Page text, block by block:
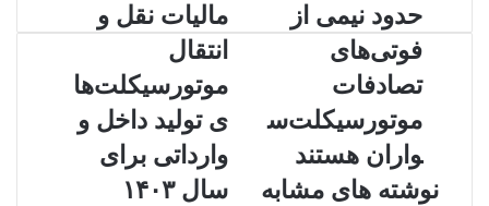
مالیات
نقل
و
انتقال
موتورسیکلت‌های
تولید
داخل
و
وارداتی
مالیات نقل و
انتقال
موتورسیکلت‌ها
ی تولید داخل و
وارداتی برای
سال ۱۴۰۳
حدود
نیمی
از
فوتی‌های
موتورسیکلت‌سواران
هستند
حدود نیمی از
فوتی‌های
تصادفات
موتورسیکلت‌س
واران هستند
نوشته های مشابه